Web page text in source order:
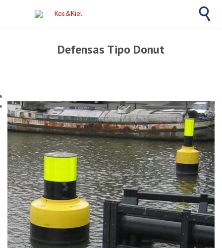

Defensas Tipo Donut